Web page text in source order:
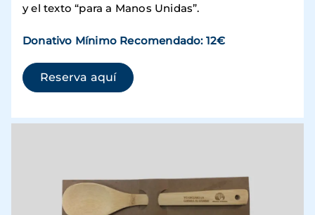
y el texto “para a Manos Unidas”.
Donativo Mínimo Recomendado: 12€
Reserva aquí(se abre en una ventana nueva)